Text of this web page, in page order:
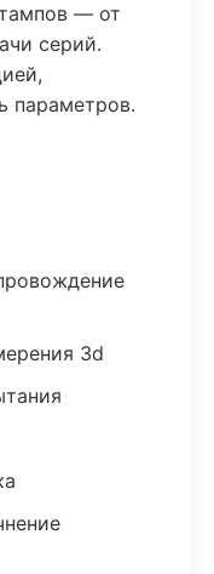
— от
серий.
параметров.
3d